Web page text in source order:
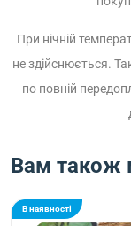
При нічній
не здійснюється.
по повній
Вам також
В наявності